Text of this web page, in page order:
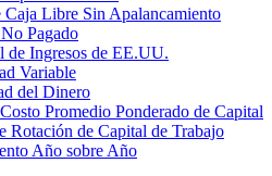
Libre Sin Apalancamiento
Pagado
de Ingresos de EE.UU.
Variable
del Dinero
Promedio Ponderado de Capital
Rotación de Capital de Trabajo
Año sobre Año